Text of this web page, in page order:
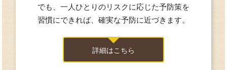
でも、 一人ひとりのリスクに応じた予防策を
習慣にできれば、 確実な予防に近づきます。
詳細はこちら